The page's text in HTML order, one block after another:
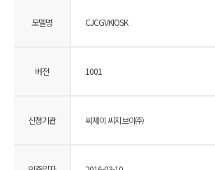
모델명 CJCGVKIOSK
버전 1001
신청기관 씨제이 씨지브이㈜